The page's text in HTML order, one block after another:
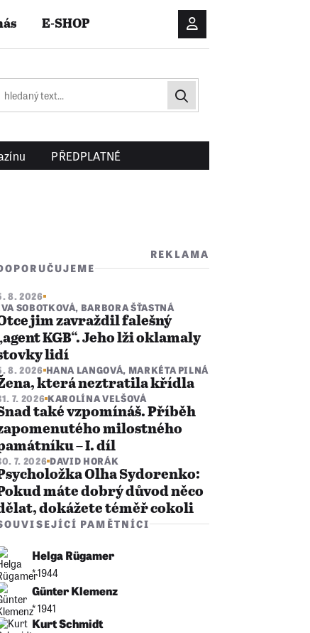
E-SHOP
Přihlášení/
PŘEDPLATNÉ
REKLAMA
8. 2026
SOBOTKOVÁ, BARBORA ŠŤASTNÁ
jim zavraždil falešný
KGB“. Jeho lži oklamaly
lidí
8. 2026 HANA LANGOVÁ, MARKÉTA PILNÁ
která neztratila křídla
7. 2026 KAROLÍNA VELŠOVÁ
také vzpomínáš. Příběh
milostného
– I. díl
7. 2026 DAVID HORÁK
Olha Sydorenko:
máte dobrý důvod něco
dokážete téměř cokoli
PAMĚTNÍCI
Helga Rügamer
* 1944
Günter Klemenz
* 1941
Kurt Schmidt